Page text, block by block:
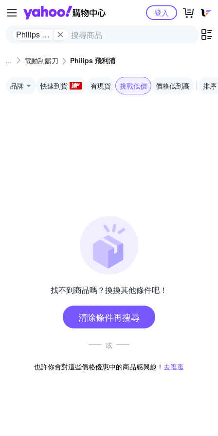
Yahoo購物中心
Philips 飛
登入
電動刮鬍刀 Philips 飛利浦
品牌 快速到貨 有現貨 挑戰低價 價格低到高 排序
找不到商品嗎？換換其他條件吧！
清除條件再搜尋
或
也許你會對這些價格優惠中的商品感興趣！ 去逛逛